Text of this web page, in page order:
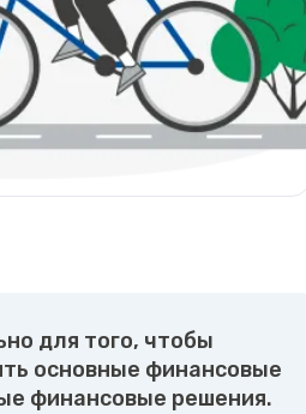
для того, чтобы
основные финансовые
финансовые решения.